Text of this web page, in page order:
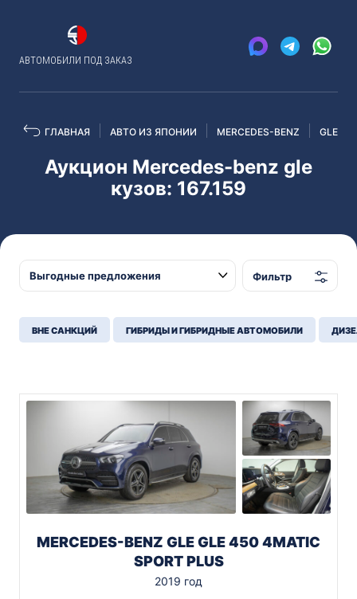
АВТОМОБИЛИ ПОД ЗАКАЗ
ГЛАВНАЯ АВТО ИЗ ЯПОНИИ MERCEDES-BENZ GLE
Аукцион Mercedes-benz gle
кузов: 167.159
Фильтр
ВНЕ САНКЦИЙ ГИБРИДЫ И ГИБРИДНЫЕ АВТОМОБИЛИ
MERCEDES-BENZ GLE GLE 450 4MATIC
SPORT PLUS
2019 год